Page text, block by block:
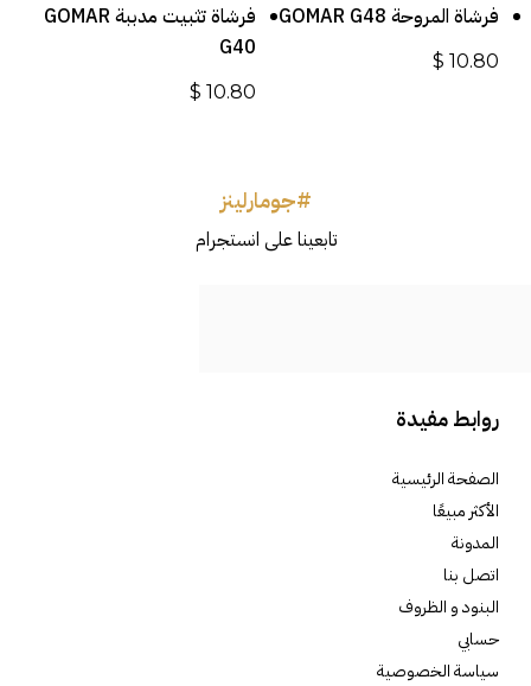
فرشاة المروحة GOMAR G48
$ 10.80
فرشاة تثبيت مدببة GOMAR
G40
$ 10.80
#جومارلينز
تابعينا على انستجرام
روابط مفيدة
الصفحة الرئيسية
الأكثر مبيعًا
المدونة
اتصل بنا
البنود و الظروف
حسابي
سياسة الخصوصية